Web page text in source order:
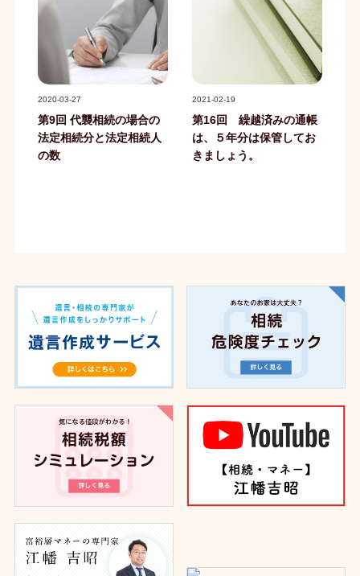
2020-03-27
第9回 代襲相続の場合の
法定相続分と法定相続人
の数
2021-02-19
第16回 繰越済みの通帳
は、５年分は保管してお
きましょう。